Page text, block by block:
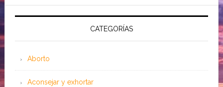
CATEGORÍAS
Aborto
Aconsejar y exhortar